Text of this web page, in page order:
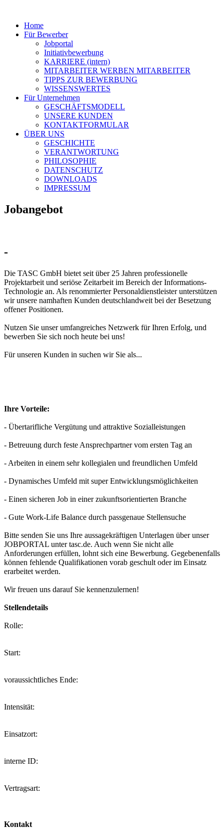
Home
Für Bewerber
Jobportal
Initiativbewerbung
KARRIERE (intern)
MITARBEITER WERBEN MITARBEITER
TIPPS ZUR BEWERBUNG
WISSENSWERTES
Für Unternehmen
GESCHÄFTSMODELL
UNSERE KUNDEN
KONTAKTFORMULAR
ÜBER UNS
GESCHICHTE
VERANTWORTUNG
PHILOSOPHIE
DATENSCHUTZ
DOWNLOADS
IMPRESSUM
Jobangebot
-
Die TASC GmbH bietet seit über 25 Jahren professionelle
Projektarbeit und seriöse Zeitarbeit im Bereich der Informations-
Technologie an. Als renommierter Personaldienstleister unterstützen
wir unsere namhaften Kunden deutschlandweit bei der Besetzung
offener Positionen.
Nutzen Sie unser umfangreiches Netzwerk für Ihren Erfolg, und
bewerben Sie sich noch heute bei uns!
Für unseren Kunden in suchen wir Sie als...
Ihre Vorteile:
- Übertarifliche Vergütung und attraktive Sozialleistungen
- Betreuung durch feste Ansprechpartner vom ersten Tag an
- Arbeiten in einem sehr kollegialen und freundlichen Umfeld
- Dynamisches Umfeld mit super Entwicklungsmöglichkeiten
- Einen sicheren Job in einer zukunftsorientierten Branche
- Gute Work-Life Balance durch passgenaue Stellensuche
Bitte senden Sie uns Ihre aussagekräftigen Unterlagen über unser
JOBPORTAL unter tasc.de. Auch wenn Sie nicht alle
Anforderungen erfüllen, lohnt sich eine Bewerbung. Gegebenenfalls
können fehlende Qualifikationen vorab geschult oder im Einsatz
erarbeitet werden.
Wir freuen uns darauf Sie kennenzulernen!
Stellendetails
Rolle:
Start:
voraussichtliches Ende:
Intensität:
Einsatzort:
interne ID:
Vertragsart:
Kontakt